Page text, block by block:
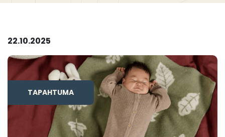
22.10.2025
TAPAHTUMA